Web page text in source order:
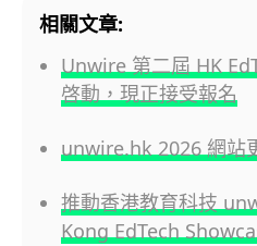
相關文章:
Unwire 第二屆 HK
啓動，現正接受報名
unwire.hk 2026 網
推動香港教育科技
Kong EdTech